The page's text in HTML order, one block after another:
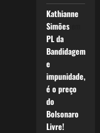
Kathianne
Simõesem
PL da
Bandidagem
e
impunidade,
é o preço
do
Bolsonaro
Livre!